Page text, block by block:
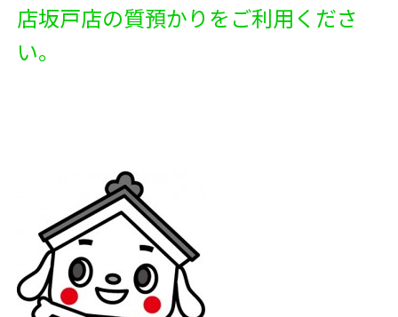
店坂戸店の質預かりをご利用くださ
い。